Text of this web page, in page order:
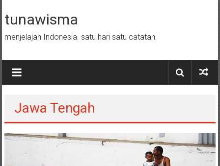
tunawisma
menjelajah Indonesia. satu hari satu catatan.
Jawa Tengah